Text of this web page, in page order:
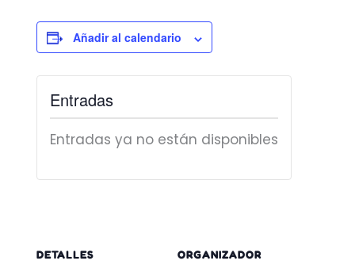
Añadir al calendario
DETALLES ORGANIZADOR
Entradas
Entradas ya no están disponibles